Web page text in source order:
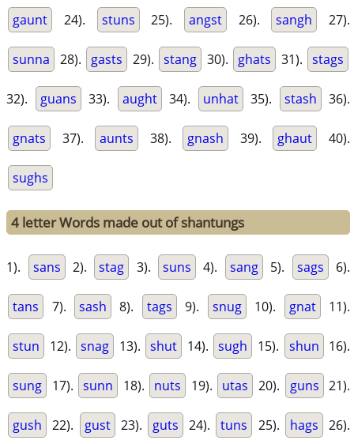
gaunt 24). stuns 25). angst 26). sangh 27).
sunna 28). gasts 29). stang 30). ghats 31). stags
32). guans 33). aught 34). unhat 35). stash 36).
gnats 37). aunts 38). gnash 39). ghaut 40).
sughs
4 letter Words made out of shantungs
1). sans 2). stag 3). suns 4). sang 5). sags 6).
tans 7). sash 8). tags 9). snug 10). gnat 11).
stun 12). snag 13). shut 14). sugh 15). shun 16).
sung 17). sunn 18). nuts 19). utas 20). guns 21).
gush 22). gust 23). guts 24). tuns 25). hags 26).